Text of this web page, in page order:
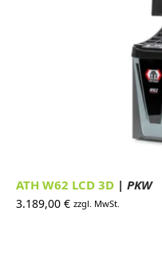
ATH W62 LCD 3D | PKW
3.189,00 € zzgl. MwSt.